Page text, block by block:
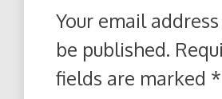
Your email
be published.
fields are marked *